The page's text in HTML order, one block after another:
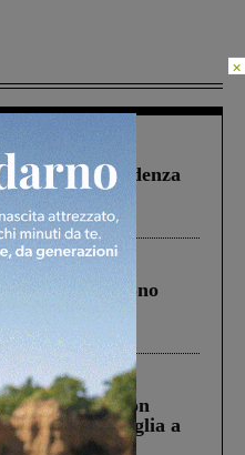
oltre la scadenza
d’Italia: “Un
in cui morirono
Lo schianto, il
fra tir....
di Castiglion
ucciso la figlia a
×